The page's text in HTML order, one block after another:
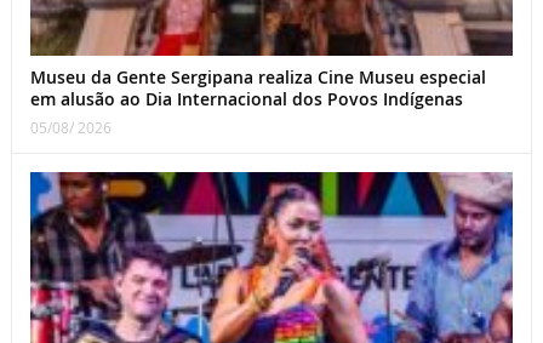
Museu da Gente Sergipana realiza Cine Museu especial
em alusão ao Dia Internacional dos Povos Indígenas
05/08/ 2026